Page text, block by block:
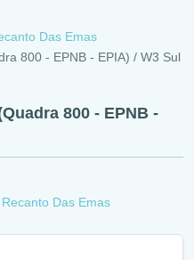
Das Emas
800 - EPNB - EPIA) / W3 Sul
800 - EPNB -
Recanto Das Emas